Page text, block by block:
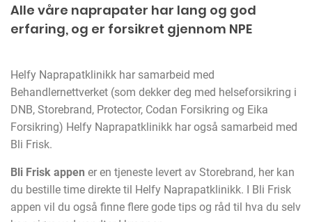
Alle våre naprapater har lang og god
erfaring, og er forsikret gjennom NPE
Helfy Naprapatklinikk har samarbeid med
Behandlernettverket (som dekker deg med helseforsikring i
DNB, Storebrand, Protector, Codan Forsikring og Eika
Forsikring) Helfy Naprapatklinikk har også samarbeid med
Bli Frisk.
Bli Frisk appen er en tjeneste levert av Storebrand, her kan
du bestille time direkte til Helfy Naprapatklinikk. I Bli Frisk
appen vil du også finne flere gode tips og råd til hva du selv